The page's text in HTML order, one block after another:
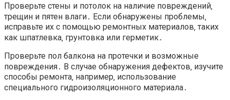
Проверьте стены и потолок на наличие повреждений‚
трещин и пятен влаги․ Если обнаружены проблемы‚
исправьте их с помощью ремонтных материалов‚ таких
как шпатлевка‚ грунтовка или герметик․
Проверьте пол балкона на протечки и возможные
повреждения․ В случае обнаружения дефектов‚ изучите
способы ремонта‚ например‚ использование
специального гидроизоляционного материала․